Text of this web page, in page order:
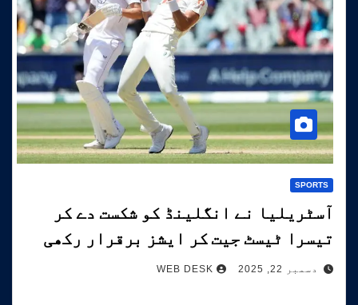
SPORTS
آسٹریلیا نے انگلینڈ کو شکست دے کر
تیسرا ٹیسٹ جیت کر ایشز برقرار رکھی
دسمبر 22, 2025 WEB DESK